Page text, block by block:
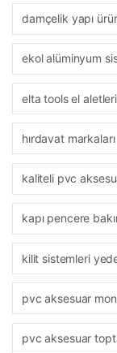
damçelik yapı
ekol alüminyum
elta tools el aletleri
hırdavat markaları
kaliteli pvc
kapı pencere
kilit sistemleri
pvc aksesuar
pvc aksesuar